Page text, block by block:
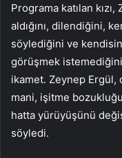
Programa katılan
aldığını, dilendiğini,
söylediğini ve
görüşmek
ikamet. Zeynep Ergül,
mani, işitme
hatta yürüyüşünü
söyledi.